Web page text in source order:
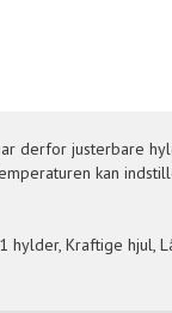
derfor justerbare
kan
hylder, Kraftige hjul,